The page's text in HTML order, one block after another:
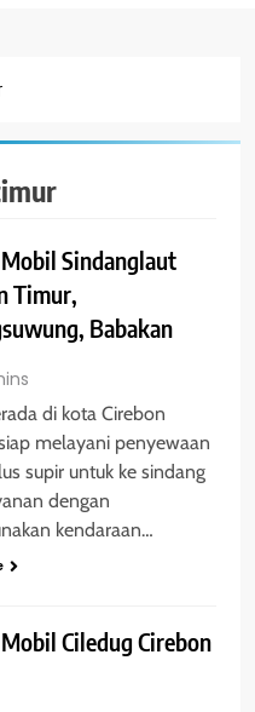
Sindanglaut
Timur,
Babakan
di kota Cirebon
melayani penyewaan
supir untuk ke sindang
dengan
kendaraan…
Ciledug Cirebon